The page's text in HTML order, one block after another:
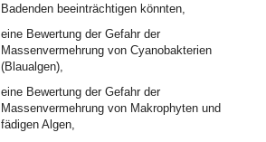
Badenden beeinträchtigen könnten,
eine Bewertung der Gefahr der
Massenvermehrung von Cyanobakterien
(Blaualgen),
eine Bewertung der Gefahr der
Massenvermehrung von Makrophyten und
fädigen Algen,